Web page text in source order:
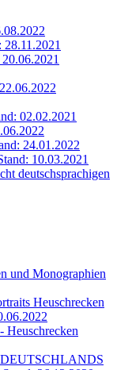
02.02.2021
24.01.2022
10.03.2021
deutschsprachigen
und Monographien
Heuschrecken
Heuschrecken